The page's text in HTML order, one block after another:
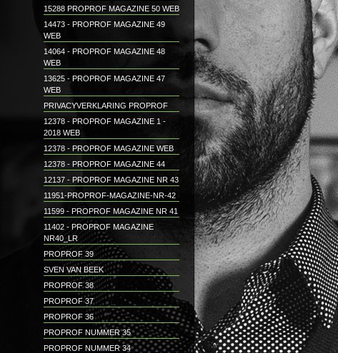
15288 PROPROF MAGAZINE 50 WEB
14473 - PROPROF MAGAZINE 49
WEB
14064 - PROPROF MAGAZINE 48
WEB
13625 - PROPROF MAGAZINE 47
WEB
PRIVACYVERKLARING PROPROF
12378 - PROPROF MAGAZINE 1 -
2018 WEB
12378 - PROPROF MAGAZINE WEB
12378 - PROPROF MAGAZINE 44
12137 - PROPROF MAGAZINE NR 43
11951-PROPROF-MAGAZINE-NR-42
11599 - PROPROF MAGAZINE NR 41
11402 - PROPROF MAGAZINE
NR40_LR
PROPROF 39
SVEN VAN BEEK
PROPROF 38
PROPROF 37
PROPROF 36
PROPROF NUMMER 35
PROPROF NUMMER 34